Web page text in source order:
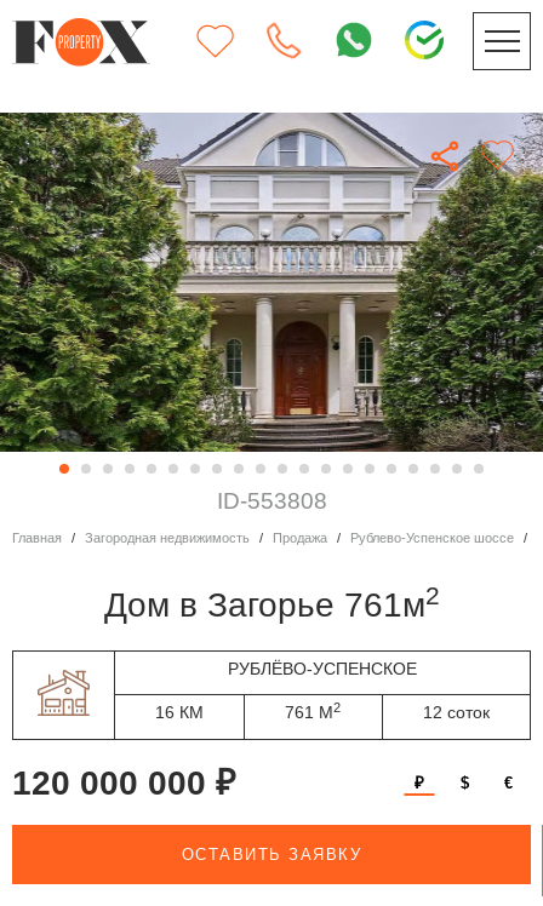
ID-553808
Главная Загородная недвижимость Продажа Рублево-Успенское шоссе
дом в Загорье 761м2
РУБЛЁВО-УСПЕНСКОЕ
16 КМ 761 М2 12 соток
120 000 000 ₽ ₽ $ €
ОСТАВИТЬ ЗАЯВКУ